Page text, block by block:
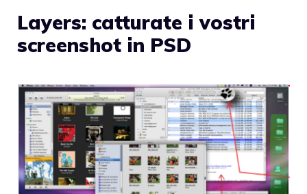
Layers: catturate i vostri
screenshot in PSD